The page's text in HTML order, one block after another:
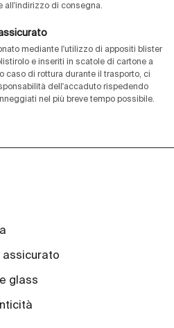
all'indirizzo di consegna.
mediante l'utilizzo di appositi blister
e inseriti in scatole di cartone a
caso di rottura durante il trasporto, ci
dell'accaduto rispedendo
nel più breve tempo possibile.
assicurato
glass